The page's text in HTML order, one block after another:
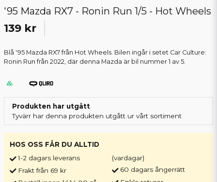
'95 Mazda RX7 - Ronin Run 1/5 - Hot Wheels
139 kr
Blå '95 Mazda RX7 från Hot Wheels. Bilen ingår i setet Car Culture:
Ronin Run från 2022, där denna Mazda är bil nummer 1 av 5.
Produkten har utgått
Tyvärr har denna produkten utgått ur vårt sortiment
HOS OSS FÅR DU ALLTID
1-2 dagars leverans
Frakt från 69 kr
(vardagar)
60 dagars ångerrätt